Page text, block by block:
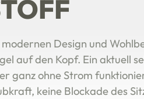
Design und
auf den Kopf. Ein aktuell
ganz ohne Strom
keine Blockade des